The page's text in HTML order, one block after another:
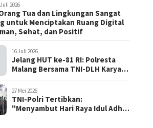
2026
Tua dan Lingkungan Sangat
untuk Menciptakan Ruang Digital
Sehat, dan Positif
16 Juli 2026
Jelang HUT ke-81 RI: Polresta
Malang Bersama TNI-DLH Karya
Penghormatan Kepada Pahlawan
27 Mei 2026
TNI-Polri Tertibkan:
"Menyambut Hari Raya Idul Adha